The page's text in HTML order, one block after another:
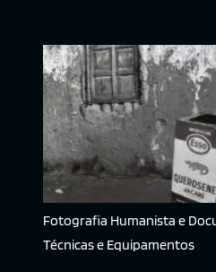
Fotografia Humanista e
Técnicas e Equipamentos